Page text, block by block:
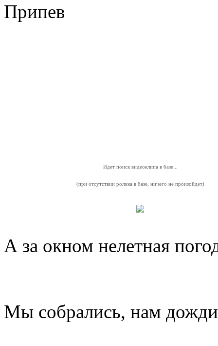
Припев
Идет поиск видеоклипа в базе...
(при отсутствии ролика в базе, ничего не произойдет)
А за окном нелетная
Мы собрались, нам